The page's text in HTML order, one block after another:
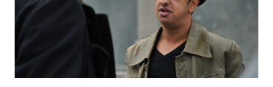
Whatsapp